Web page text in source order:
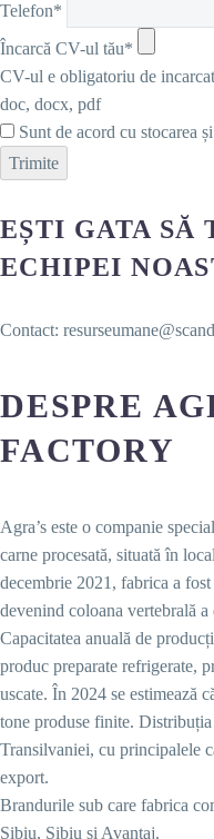
Telefon*
Încarcă CV-ul tău*
CV-ul e obligatoriu de incarcat
doc, docx, pdf
Sunt de acord cu stocarea
Trimite
EȘTI GATA SĂ
ECHIPEI
Contact:
DESPRE
FACTORY
Agra’s este o companie
carne procesată, situată în
decembrie 2021, fabrica a
devenind coloana vertebrală
Capacitatea anuală de
produc preparate refrigerate,
uscate. În 2024 se estimează
tone produse finite.
Transilvaniei, cu principalele
export.
Brandurile sub care fabrica
Sibiu, Sibiu și Avantaj.